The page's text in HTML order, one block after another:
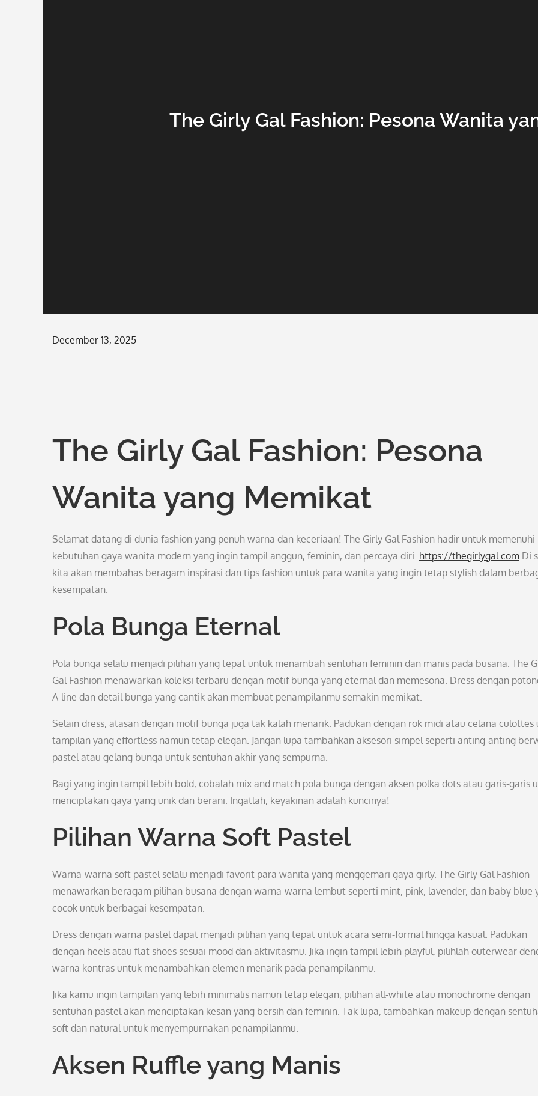
The Girly Gal Fashion: Pesona Wanita
Posted
December 13, 2025
The Girly Gal Fashion: Pesona
Wanita yang Memikat
Selamat datang di dunia fashion yang penuh warna dan keceriaan! The Girly Gal Fashion hadir untuk memenuhi
kebutuhan gaya wanita modern yang ingin tampil anggun, feminin, dan percaya diri. https://thegirlygal.com Di
kita akan membahas beragam inspirasi dan tips fashion untuk para wanita yang ingin tetap stylish dalam
kesempatan.
Pola Bunga Eternal
Pola bunga selalu menjadi pilihan yang tepat untuk menambah sentuhan feminin dan manis pada busana. The
Gal Fashion menawarkan koleksi terbaru dengan motif bunga yang eternal dan memesona. Dress dengan
A-line dan detail bunga yang cantik akan membuat penampilanmu semakin memikat.
Selain dress, atasan dengan motif bunga juga tak kalah menarik. Padukan dengan rok midi atau celana culottes
tampilan yang effortless namun tetap elegan. Jangan lupa tambahkan aksesori simpel seperti anting-anting
pastel atau gelang bunga untuk sentuhan akhir yang sempurna.
Bagi yang ingin tampil lebih bold, cobalah mix and match pola bunga dengan aksen polka dots atau garis-garis
menciptakan gaya yang unik dan berani. Ingatlah, keyakinan adalah kuncinya!
Pilihan Warna Soft Pastel
Warna-warna soft pastel selalu menjadi favorit para wanita yang menggemari gaya girly. The Girly Gal Fashion
menawarkan beragam pilihan busana dengan warna-warna lembut seperti mint, pink, lavender, dan baby blue
cocok untuk berbagai kesempatan.
Dress dengan warna pastel dapat menjadi pilihan yang tepat untuk acara semi-formal hingga kasual. Padukan
dengan heels atau flat shoes sesuai mood dan aktivitasmu. Jika ingin tampil lebih playful, pilihlah outerwear
warna kontras untuk menambahkan elemen menarik pada penampilanmu.
Jika kamu ingin tampilan yang lebih minimalis namun tetap elegan, pilihan all-white atau monochrome dengan
sentuhan pastel akan menciptakan kesan yang bersih dan feminin. Tak lupa, tambahkan makeup dengan
soft dan natural untuk menyempurnakan penampilanmu.
Aksen Ruffle yang Manis